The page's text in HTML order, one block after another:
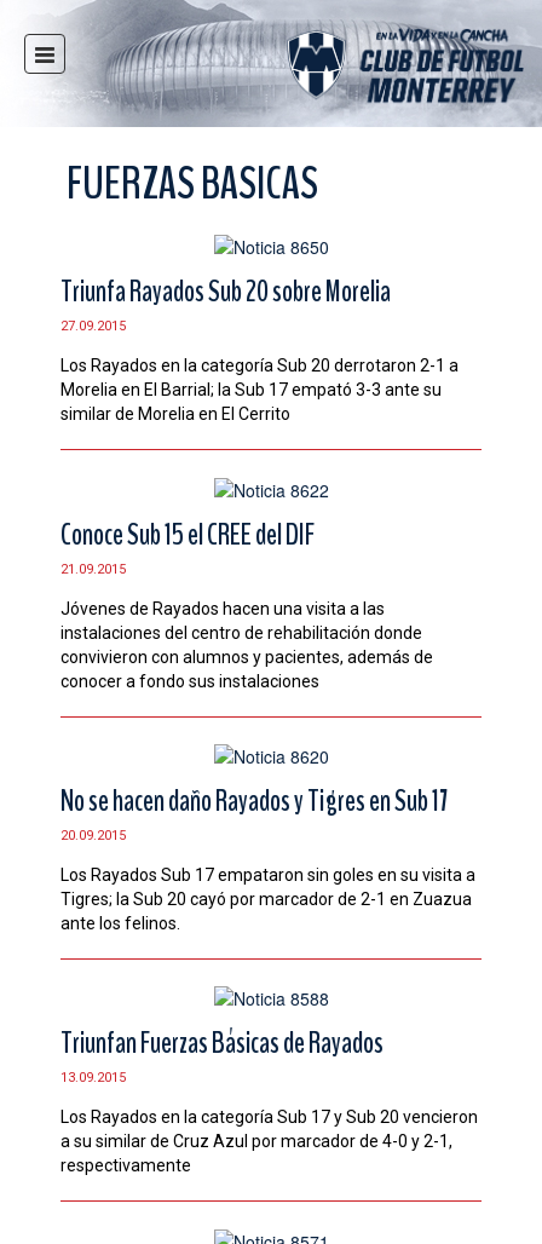
INICIO
NOTICIAS
RAYADAS
FUERZAS BÁSICAS
RESPONSABILIDAD SOCIAL
TAQUILLA
TIENDA
PRENSA
CONTACTO
FUERZAS BASICAS
Triunfa Rayados Sub 20 sobre Morelia
27.09.2015
Los Rayados en la categoría Sub 20 derrotaron 2-1 a
Morelia en El Barrial; la Sub 17 empató 3-3 ante su
similar de Morelia en El Cerrito
Conoce Sub 15 el CREE del DIF
21.09.2015
Jóvenes de Rayados hacen una visita a las
instalaciones del centro de rehabilitación donde
convivieron con alumnos y pacientes, además de
conocer a fondo sus instalaciones
No se hacen daño Rayados y Tigres en Sub 17
20.09.2015
Los Rayados Sub 17 empataron sin goles en su visita a
Tigres; la Sub 20 cayó por marcador de 2-1 en Zuazua
ante los felinos.
Triunfan Fuerzas Básicas de Rayados
13.09.2015
Los Rayados en la categoría Sub 17 y Sub 20 vencieron
a su similar de Cruz Azul por marcador de 4-0 y 2-1,
respectivamente